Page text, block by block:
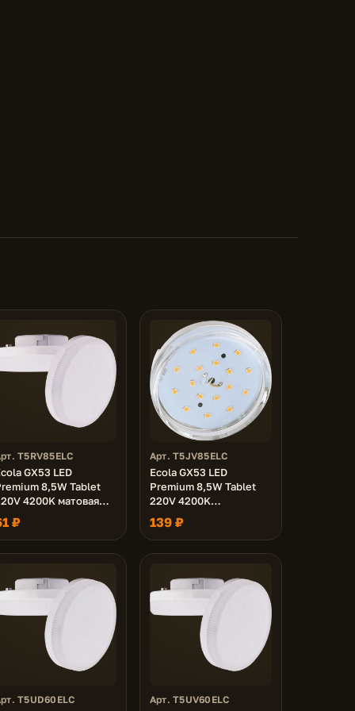
T5RV85ELC
GX53 LED
8,5W Tablet
4200K матовая
(1 из ч/б уп. по
₽
Арт. T5JV85ELC
Ecola GX53 LED
Premium 8,5W Tablet
220V 4200K
прозрачная 27x75
139 ₽
T5UD60ELC Арт. T5UV60ELC